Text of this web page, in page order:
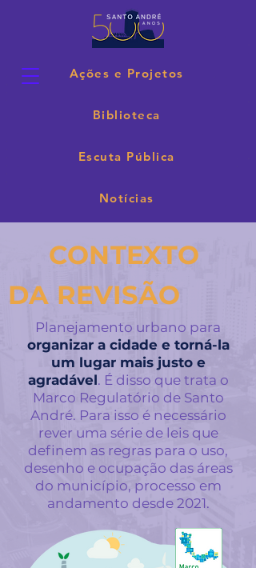
Ações e Projetos
Biblioteca
Escuta Pública
Notícias
CONTEXTO
DA REVISÃO
Planejamento urbano para
organizar a cidade e torná-la
um lugar mais justo e
agradável. É disso que trata o
Marco Regulatório de Santo
André. Para isso é necessário
rever uma série de leis que
definem as regras para o uso,
desenho e ocupação das áreas
do município, processo em
andamento desde 2021.